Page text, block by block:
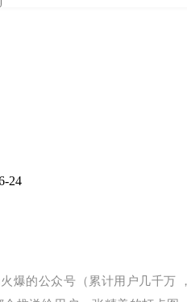
24
爆的公众号（累计用户几千万